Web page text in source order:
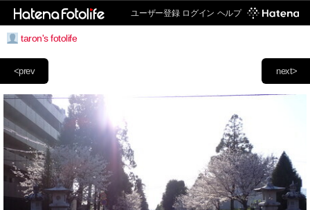
ユーザー登録 ログイン ヘルプ
taron's fotolife
next>
<prev